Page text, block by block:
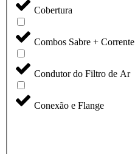
Cobertura
Combos Sabre + Corrente
Condutor do Filtro de Ar
Conexão e Flange